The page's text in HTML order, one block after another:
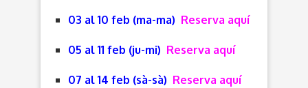
03 al 10 feb (ma-ma) Reserva aquí
05 al 11 feb (ju-mi) Reserva aquí
07 al 14 feb (sà-sà) Reserva aquí